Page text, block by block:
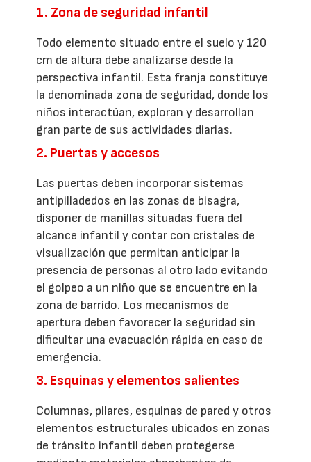
1. Zona de seguridad infantil
Todo elemento situado entre el suelo y 120
cm de altura debe analizarse desde la
perspectiva infantil. Esta franja constituye
la denominada zona de seguridad, donde los
niños interactúan, exploran y desarrollan
gran parte de sus actividades diarias.
2. Puertas y accesos
Las puertas deben incorporar sistemas
antipilladedos en las zonas de bisagra,
disponer de manillas situadas fuera del
alcance infantil y contar con cristales de
visualización que permitan anticipar la
presencia de personas al otro lado evitando
el golpeo a un niño que se encuentre en la
zona de barrido. Los mecanismos de
apertura deben favorecer la seguridad sin
dificultar una evacuación rápida en caso de
emergencia.
3. Esquinas y elementos salientes
Columnas, pilares, esquinas de pared y otros
elementos estructurales ubicados en zonas
de tránsito infantil deben protegerse